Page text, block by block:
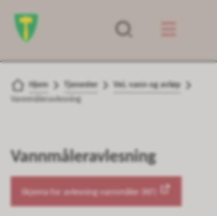
Forsiden
Du er her:
Hjem Tjenester
Vei, vann og avløp
Vannmåleravlesning
Vannmåleravlesning
Skjema for avlesning vannmåler (KF)